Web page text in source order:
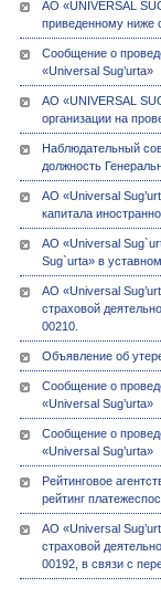
АО «UNIVERSAL
приведенному ниже
Сообщение о
«Universal Sug’urta»
АО «UNIVERSAL
организации на
Наблюдательный
должность
АО «Universal
капитала
АО «Universal
Sug`urta» в
АО «Univеrsal
страховой
00210.
Объявление об
Сообщение о
«Universal Sug’urta»
Сообщение о
«Universal Sug’urta»
Рейтинговое
рейтинг
АО «Univеrsal
страховой
00192, в связи с